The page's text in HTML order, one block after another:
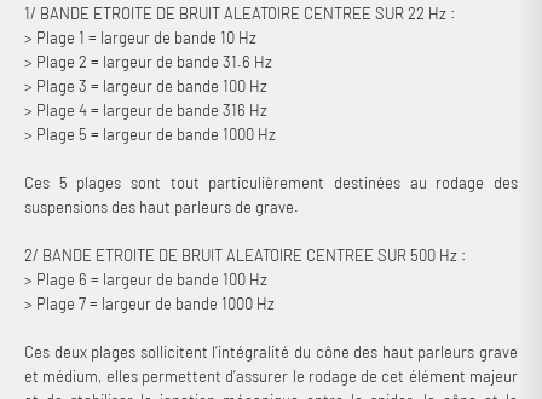
1/ BANDE ETROITE DE BRUIT ALEATOIRE CENTREE SUR 22 Hz :
> Plage 1 = largeur de bande 10 Hz
> Plage 2 = largeur de bande 31.6 Hz
> Plage 3 = largeur de bande 100 Hz
> Plage 4 = largeur de bande 316 Hz
> Plage 5 = largeur de bande 1000 Hz
Ces 5 plages sont tout particulièrement destinées au rodage des
suspensions des haut parleurs de grave.
2/ BANDE ETROITE DE BRUIT ALEATOIRE CENTREE SUR 500 Hz :
> Plage 6 = largeur de bande 100 Hz
> Plage 7 = largeur de bande 1000 Hz
Ces deux plages sollicitent l’intégralité du cône des haut parleurs grave
et médium, elles permettent d’assurer le rodage de cet élément majeur